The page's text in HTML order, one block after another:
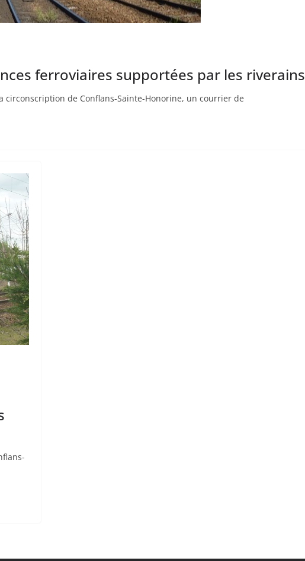
ferroviaires supportées par les riverains
circonscription de Conflans-Sainte-Honorine, un courrier de